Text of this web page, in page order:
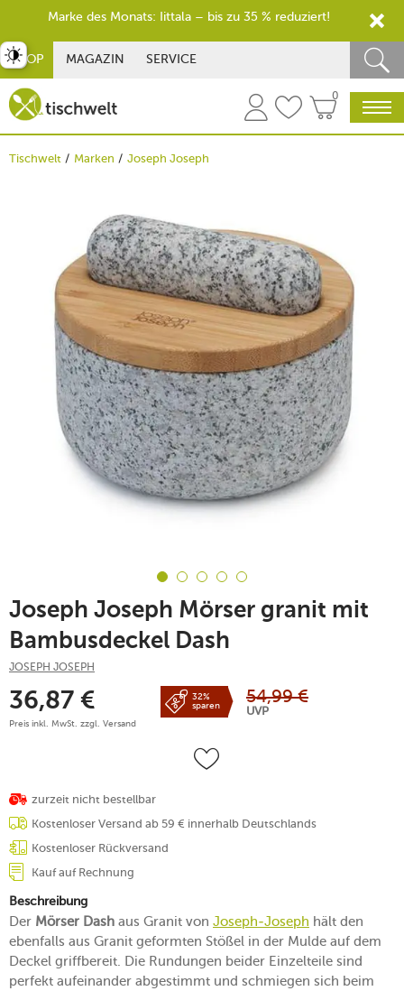
SHOP MAGAZIN SERVICE
0
Tischwelt Marken Joseph Joseph
Joseph Joseph Mörser granit mit
Bambusdeckel Dash
JOSEPH JOSEPH
36,87 €
Preis inkl. MwSt. zzgl. Versand
32%
sparen
54,99 €
UVP
zurzeit nicht bestellbar
Kostenloser Versand ab 59 € innerhalb Deutschlands
Kostenloser Rückversand
Kauf auf Rechnung
Beschreibung
Der Mörser Dash aus Granit von Joseph-Joseph hält den
ebenfalls aus Granit geformten Stößel in der Mulde auf dem
Deckel griffbereit. Die Rundungen beider Einzelteile sind
perfekt aufeinander abgestimmt und schmiegen sich beim
umschalten
Marke des Monats: Iittala – bis zu 35 % reduziert!